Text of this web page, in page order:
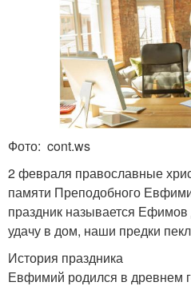
Фото: cont.ws
2 февраля православные
памяти Преподобного
праздник называется
удачу в дом, наши предки
История праздника
Евфимий родился в древнем